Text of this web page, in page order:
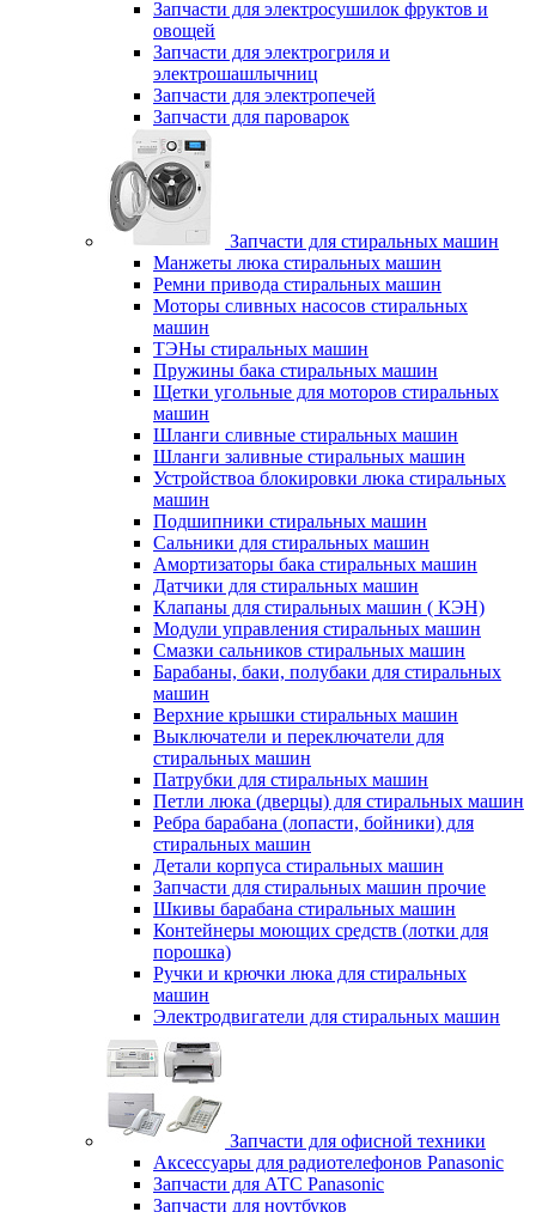
Запчасти для электросушилок фруктов и
овощей
Запчасти для электрогриля и
электрошашлычниц
Запчасти для электропечей
Запчасти для пароварок
Запчасти для стиральных машин
Манжеты люка стиральных машин
Ремни привода стиральных машин
Моторы сливных насосов стиральных
машин
ТЭНы стиральных машин
Пружины бака стиральных машин
Щетки угольные для моторов стиральных
машин
Шланги сливные стиральных машин
Шланги заливные стиральных машин
Устройствоа блокировки люка стиральных
машин
Подшипники стиральных машин
Сальники для стиральных машин
Амортизаторы бака стиральных машин
Датчики для стиральных машин
Клапаны для стиральных машин ( КЭН)
Модули управления стиральных машин
Смазки сальников стиральных машин
Барабаны, баки, полубаки для стиральных
машин
Верхние крышки стиральных машин
Выключатели и переключатели для
стиральных машин
Патрубки для стиральных машин
Петли люка (дверцы) для стиральных машин
Ребра барабана (лопасти, бойники) для
стиральных машин
Детали корпуса стиральных машин
Запчасти для стиральных машин прочие
Шкивы барабана стиральных машин
Контейнеры моющих средств (лотки для
порошка)
Ручки и крючки люка для стиральных
машин
Электродвигатели для стиральных машин
Запчасти для офисной техники
Аксессуары для радиотелефонов Panasonic
Запчасти для АТС Panasonic
Запчасти для ноутбуков